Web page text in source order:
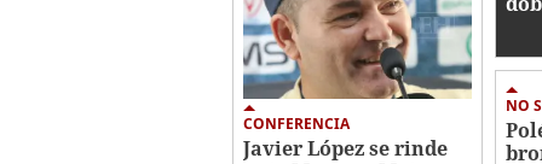
CONFERENCIA
Javier López se rinde
NO